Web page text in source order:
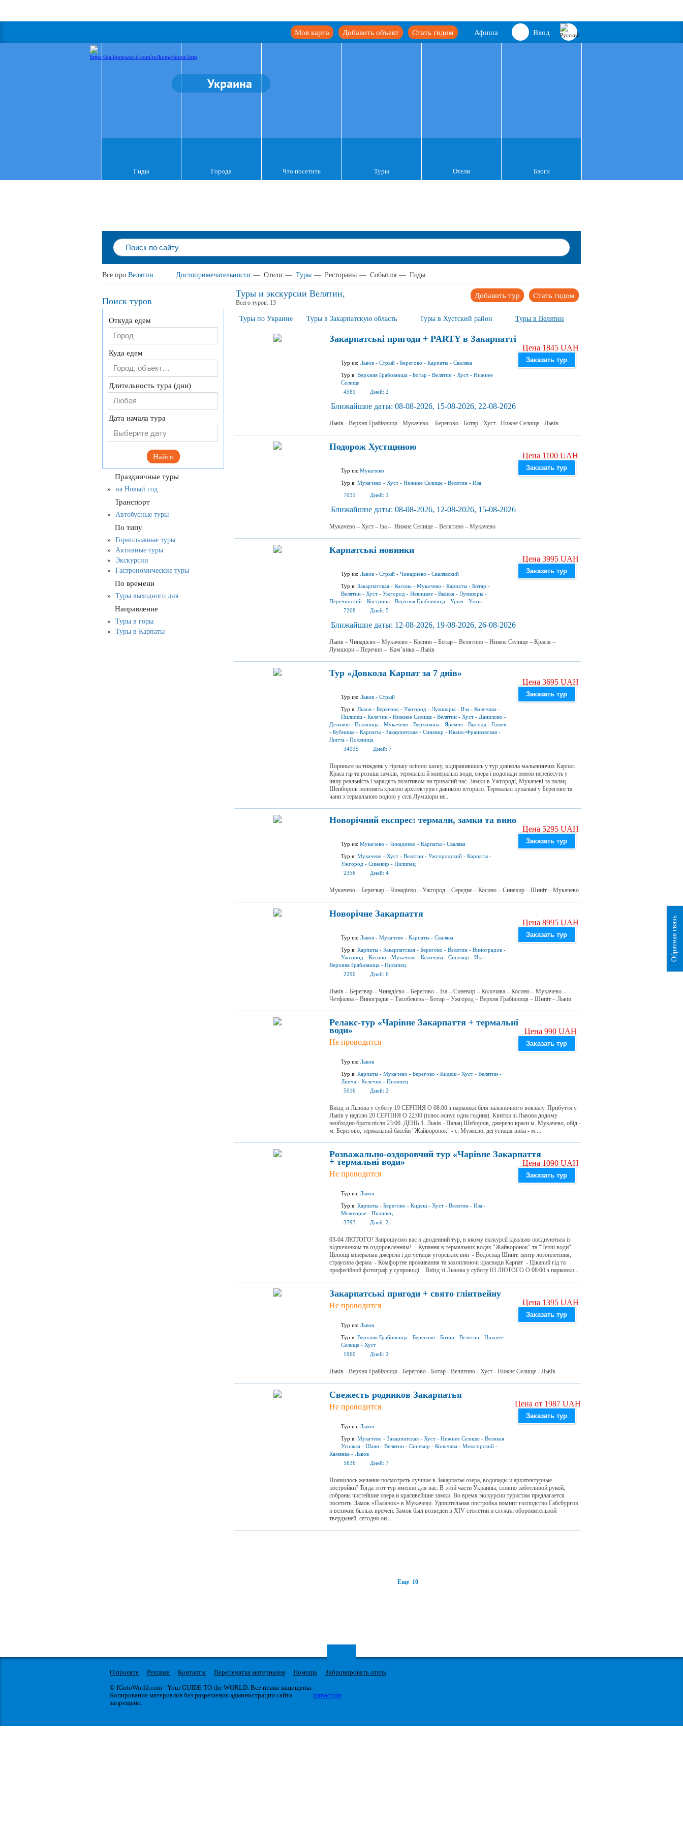
Вход
Афиша
Стать гидом
Добавить объект
Моя карта
Украина
Гиды Города Что посетить Туры Отели Блоги
Все про Велятин: Достопримечательности — Отели — Туры — Рестораны — События — Гиды
Туры и экскурсии Велятин, Стать гидом
Добавить тур
Всего туров: 13
Туры по Украине Туры в Закарпатскую область Туры в Хустский район Туры в Велятин
Закарпатські пригоди + PARTY в Закарпатті
Тур из: Львов - Стрый - Берегово - Карпаты - Свалява
Тур в: Верхняя Грабовница - Ботар - Велятин - Хуст - Нижнее
Селище
4581
Дней: 2
Цена 1845 UAH
Заказать тур
Ближайшие даты: 08-08-2026, 15-08-2026, 22-08-2026
Львів - Верхня Грабівниця - Мукачево - Берегово - Ботар - Хуст - Нижнє Селище - Львів
Подорож Хустщиною
Тур из: Мукачево
Тур в: Мукачево - Хуст - Нижнее Селище - Велятин - Иза
7031
Дней: 1
Цена 1100 UAH
Заказать тур
Ближайшие даты: 08-08-2026, 12-08-2026, 15-08-2026
Мукачево – Хуст – Іза – Нижнє Селище – Велятино – Мукачево
Карпатські новинки
Тур из: Львов - Стрый - Чинадиево - Свалявский
Тур в: Закарпатская - Косонь - Мукачево - Карпаты - Ботар -
Велятин - Хуст - Ужгород - Невицкое - Вышка - Лумшоры -
Перечинский - Кострина - Верхняя Грабовница - Урыч - Ужок
7208
Дней: 5
Цена 3995 UAH
Заказать тур
Ближайшие даты: 12-08-2026, 19-08-2026, 26-08-2026
Львів – Чинадієво – Мукачево – Косино – Ботар – Велятино – Нижнє Селище – Красія –
Лумшори – Перечин – Кам’янка – Львів
Тур «Довкола Карпат за 7 днів»
Тур из: Львов - Стрый
Тур в: Львов - Берегово - Ужгород - Лумшоры - Иза - Колочава -
Пилипец - Келечин - Нижнее Селище - Велятин - Хуст - Данилово -
Деловое - Поляница - Мукачево - Верховина - Яремче - Выгода - Гошев
- Бубнище - Карпаты - Закарпатская - Синевир - Ивано-Франковская -
Липча - Поляница
34935
Дней: 7
Цена 3695 UAH
Заказать тур
Пориньте на тиждень у гірську осінню казку, відправившись у тур довкола мальовничих Карпат.
Краса гір та розкіш замків, термальні й мінеральні води, озера і водопади немов перенесуть у
іншу реальність і зарядять позитивом на тривалий час. Замки в Ужгороді, Мукачеві та палац
Шенборнів полонять красою архітектури і давньою історією. Термальні купальні у Берегово та
чани з термальною водою у селі Лумшори не...
Новорічний експрес: термали, замки та вино
Тур из: Мукачево - Чинадиево - Карпаты - Свалява
Тур в: Мукачево - Хуст - Велятин - Ужгородский - Карпаты -
Ужгород - Синевир - Пилипец
2356
Дней: 4
Цена 5295 UAH
Заказать тур
Мукачево – Берегвар – Чинадієво – Ужгород – Середнє – Косино – Синевир – Шипіт – Мукачево
Новорічне Закарпаття
Тур из: Львов - Мукачево - Карпаты - Свалява
Тур в: Карпаты - Закарпатская - Берегово - Велятин - Виноградов -
Ужгород - Косино - Мукачево - Колочава - Синевир - Иза -
Верхняя Грабовница - Пилипец
2290
Дней: 6
Цена 8995 UAH
Заказать тур
Львів – Берегвар – Чинадієво – Берегово – Іза – Синевир – Колочава – Косино – Мукачево –
Четфалва – Виноградів – Тисобекень – Ботар – Ужгород – Верхня Грабівниця – Шипіт – Львів
Релакс-тур «Чарівне Закарпаття + термальні
води»
Не проводится
Тур из: Львов
Тур в: Карпаты - Мукачево - Берегово - Кидеш - Хуст - Велятин -
Липча - Келечин - Пилипец
5016
Дней: 2
Цена 990 UAH
Заказать тур
Виїзд зі Львова у суботу 19 СЕРПНЯ О 08:00 з парковки біля залізничного вокзалу. Прибуття у
Львів у неділю 20 СЕРПНЯ О 22:00 (плюс-мінус одна година). Квитки зі Львова додому
необхідно брати після 23:00. ДЕНЬ 1. Львів - Палац Шеборнів, джерело краси м. Мукачево, обід -
м. Берегово, термальний басейн "Жайворонок" - с. Мужієво, дегустація вина - м....
Розважально-оздоровчий тур «Чарівне Закарпаття
+ термальні води»
Не проводится
Тур из: Львов
Тур в: Карпаты - Берегово - Кидеш - Хуст - Велятин - Иза -
Межгорье - Пилипец
3793
Дней: 2
Цена 1090 UAH
Заказать тур
03-04 ЛЮТОГО! Запрошуємо вас в дводенний тур, в якому екскурсії ідеально поєднуються із
відпочинком та оздоровленням! - Купання в термальних водах "Жайворонок" та "Теплі води" -
Цілющі мінеральні джерела і дегустація угорських вин - Водоспад Шипіт, центр лозоплетіння,
страусина ферма - Комфортне проживання та захоплюючі краєвиди Карпат - Цікавий гід та
професійний фотограф у супроводі Виїзд зі Львова у суботу 03 ЛЮТОГО О 08:00 з парковки...
Закарпатські пригоди + свято глінтвейну
Не проводится
Тур из: Львов
Тур в: Верхняя Грабовница - Берегово - Ботар - Велятин - Нижнее
Селище - Хуст
1960
Дней: 2
Цена 1395 UAH
Заказать тур
Львів - Верхня Грабівниця - Берегово - Ботар - Велятино - Хуст - Нижнє Селище - Львів
Свежесть родников Закарпатья
Не проводится
Тур из: Львов
Тур в: Мукачево - Закарпатская - Хуст - Нижнее Селище - Великая
Уголька - Шаян - Велятин - Синевир - Колочава - Межгорский -
Камянка - Львов
5636
Дней: 7
Цена от 1987 UAH
Заказать тур
Появилось желание посмотреть лучшие в Закарпатье озера, водопады и архитектурные
постройки? Тогда этот тур именно для вас. В этой части Украины, словно заботливой рукой,
собраны чистейшие озера и красивейшие замки. Во время экскурсии туристам предлагается
посетить: Замок «Паланок» в Мукачево. Удивительная постройка помнит господство Габсбургов
и величие былых времен. Замок был возведен в XIV столетии и служил оборонительной
твердыней, сегодня он...
Еще 10
Поиск туров
Откуда едем
Куда едем
Длительность тура (дни)
Любая
Дата начала тура
Найти
Праздничные туры
на Новый год
Транспорт
Автобусные туры
По типу
Горнолыжные туры
Активные туры
Экскурсии
Гастрономические туры
По времени
Туры выходного дня
Направление
Туры в горы
Туры в Карпаты
О проекте Реклама Контакты Перепечатка материалов Помощь
Забронировать отель
© IGotoWorld.com - Your GUIDE TO the WORLD. Все права защищены.
Копирование материалов без разрешения администрации сайта
запрещено.
iproaction
Обратная связь